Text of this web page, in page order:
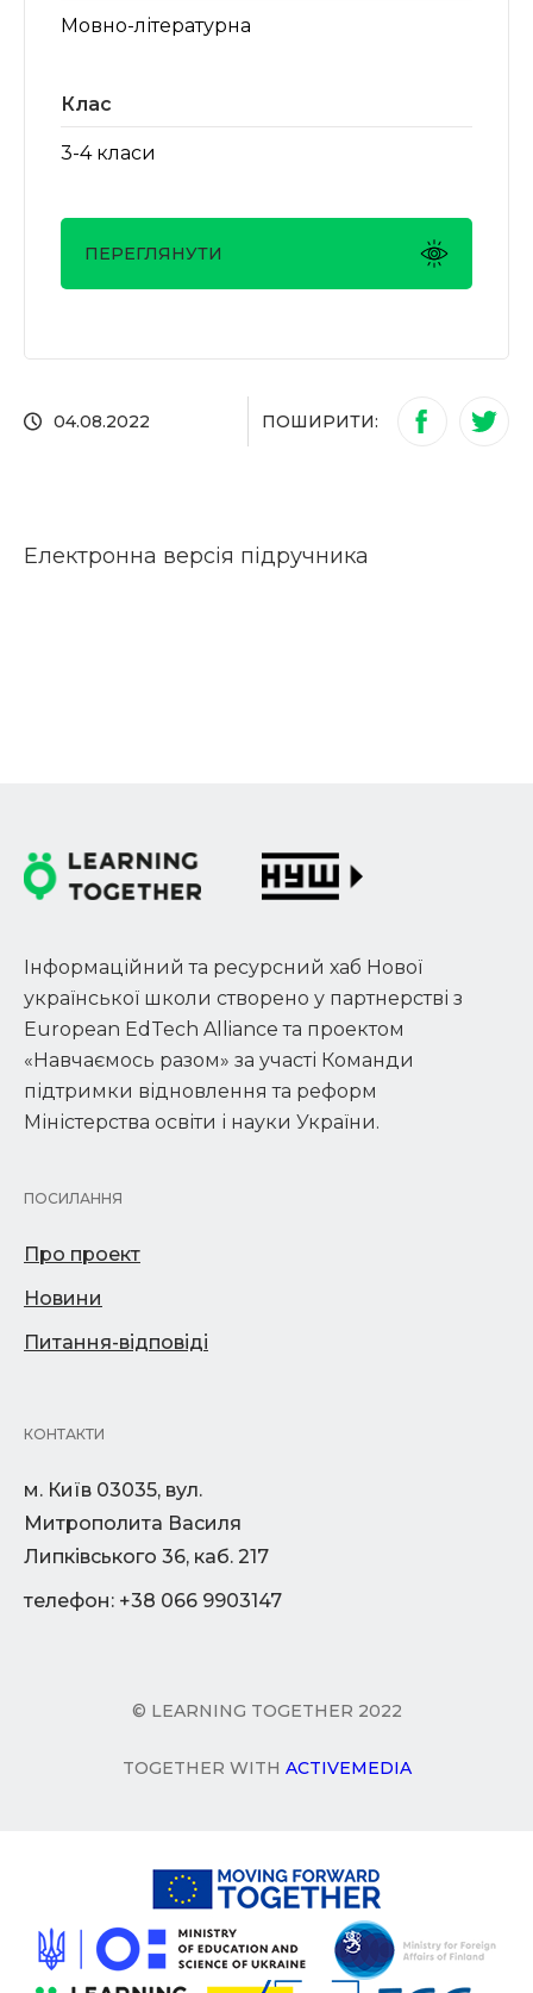
04.08.2022 ПОШИРИТИ:
Електронна версія підручника
Мовно-літературна
Клас
3-4 класи
ПЕРЕГЛЯНУТИ
Інформаційний та ресурсний хаб Нової
української школи створено у партнерстві з
European EdTech Alliance та проектом
«Навчаємось разом» за участі Команди
підтримки відновлення та реформ
Міністерства освіти і науки України.
ПОСИЛАННЯ
Про проект
Новини
Питання-відповіді
КОНТАКТИ
м. Київ 03035, вул.
Митрополита Василя
Липківського 36, каб. 217
телефон: +38 066 9903147
© LEARNING TOGETHER 2022
TOGETHER WITH ACTIVEMEDIA